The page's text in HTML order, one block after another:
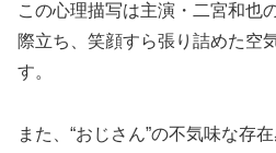
この心理描写は主演・二宮和也
際立ち、笑顔すら張り詰めた空
す。
また、“おじさん”の不気味な存